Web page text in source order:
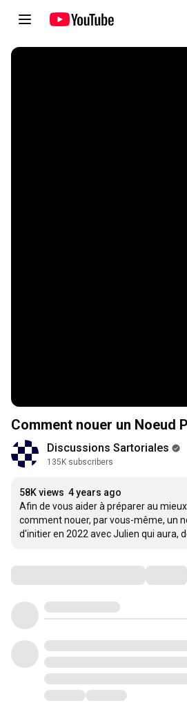
Comment nouer un Noeud
Discussions Sartoriales
135K subscribers
58K views 4 years ago
Afin de vous aider à préparer au
comment nouer, par vous-même, un
d'initier en 2022 avec Julien qui aura,